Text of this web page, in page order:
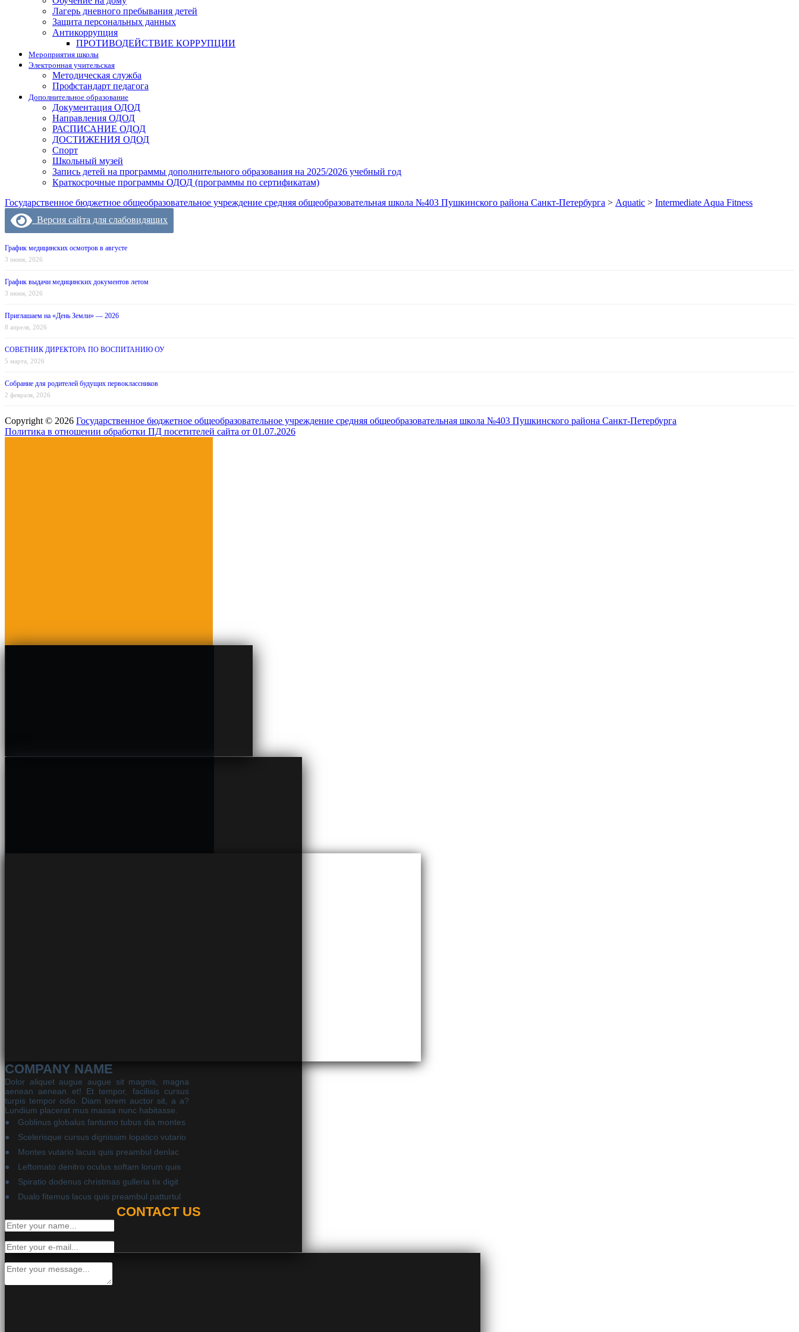
Лагерь дневного пребывания детей
Защита персональных данных
Антикоррупция
ПРОТИВОДЕЙСТВИЕ КОРРУПЦИИ
Мероприятия школы
Электронная учительская
Методическая служба
Профстандарт педагога
Дополнительное образование
Документация ОДОД
Направления ОДОД
РАСПИСАНИЕ ОДОД
ДОСТИЖЕНИЯ ОДОД
Спорт
Школьный музей
Запись детей на программы дополнительного образования на 2025/2026 учебный год
Краткосрочные программы ОДОД (программы по сертификатам)
Государственное бюджетное общеобразовательное учреждение средняя общеобразовательная школа №403 Пушкинского района Санкт-Петербурга > Aquatic > Intermediate Aqua Fitness
Версия сайта для слабовидящих
График медицинских осмотров в августе
3 июня, 2026
График выдачи медицинских документов летом
3 июня, 2026
Приглашаем на «День Земли» — 2026
8 апреля, 2026
СОВЕТНИК ДИРЕКТОРА ПО ВОСПИТАНИЮ ОУ
5 марта, 2026
Собрание для родителей будущих первоклассников
2 февраля, 2026
Copyright © 2026 Государственное бюджетное общеобразовательное учреждение средняя общеобразовательная школа №403 Пушкинского района Санкт-Петербурга
Политика в отношении обработки ПД посетителей сайта от 01.07.2026
COMPANY NAME
Dolor aliquet augue augue sit magnis, magna
aenean aenean et! Et tempor, facilisis cursus
turpis tempor odio. Diam lorem auctor sit, a a?
Lundium placerat mus massa nunc habitasse.
Goblinus globalus fantumo tubus dia montes
Scelerisque cursus dignissim lopatico vutario
Montes vutario lacus quis preambul denlac
Leftomato denitro oculus softam lorum quis
Spiratio dodenus christmas gulleria tix digit
Dualo fitemus lacus quis preambul patturtul
CONTACT US